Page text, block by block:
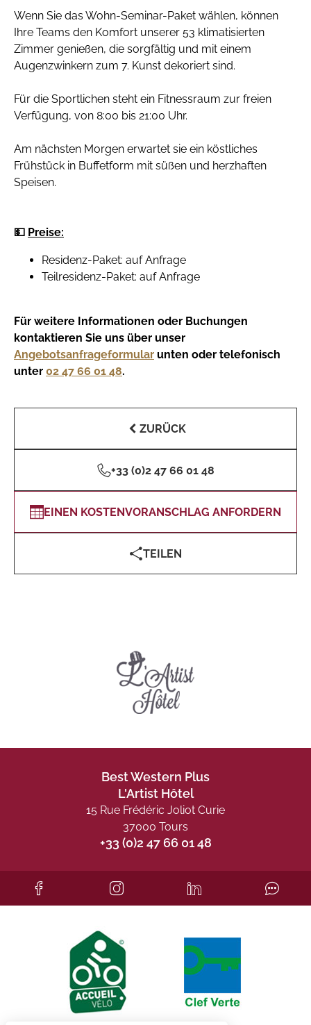
Wenn Sie das Wohn-Seminar-Paket wählen, können
Ihre Teams den Komfort unserer 53 klimatisierten
Zimmer genießen, die sorgfältig und mit einem
Augenzwinkern zum 7. Kunst dekoriert sind.
Für die Sportlichen steht ein Fitnessraum zur freien
Verfügung, von 8:00 bis 21:00 Uhr.
Am nächsten Morgen erwartet sie ein köstliches
Frühstück in Buffetform mit süßen und herzhaften
Speisen.
💵 Preise:
Residenz-Paket: auf Anfrage
Teilresidenz-Paket: auf Anfrage
Für weitere Informationen oder Buchungen
kontaktieren Sie uns über unser
Angebotsanfrageformular unten oder telefonisch
unter 02 47 66 01 48.
ZURÜCK
+33 (0)2 47 66 01 48
EINEN KOSTENVORANSCHLAG ANFORDERN
TEILEN
Best Western Plus
L'Artist Hôtel
15 Rue Frédéric Joliot Curie
37000 Tours
+33 (0)2 47 66 01 48